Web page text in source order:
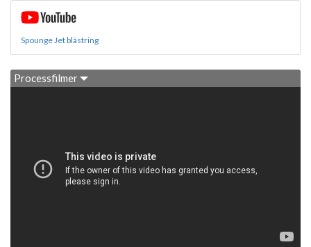
Spounge Jet blästring
Processfilmer